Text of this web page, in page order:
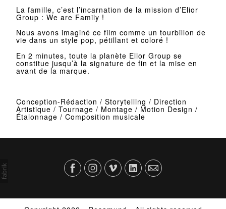
La famille, c’est l’incarnation de la mission d’Elior
Group : We are Family !
Nous avons imaginé ce film comme un tourbillon de
vie dans un style pop, pétillant et coloré !
En 2 minutes, toute la planète Elior Group se
constitue jusqu’à la signature de fin et la mise en
avant de la marque.
Conception-Rédaction / Storytelling / Direction
Artistique / Tournage / Montage / Motion Design /
Étalonnage / Composition musicale